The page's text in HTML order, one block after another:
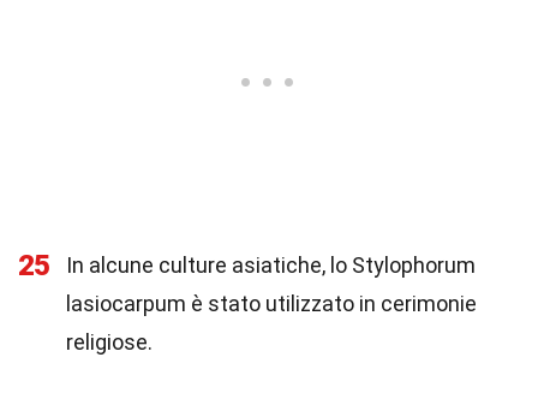
25
In alcune culture asiatiche, lo Stylophorum
lasiocarpum è stato utilizzato in cerimonie
religiose.